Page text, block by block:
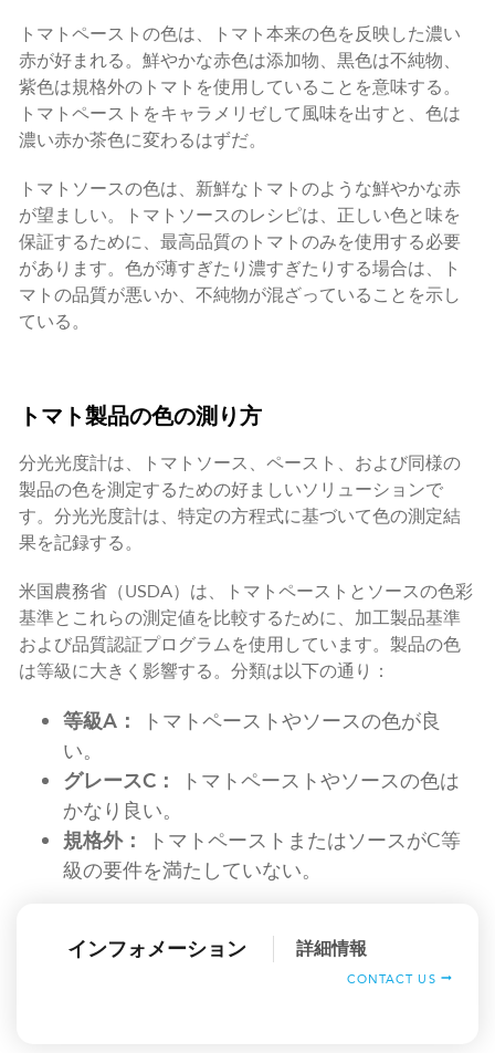
トマトペーストの色は、トマト本来の色を反映した濃い
赤が好まれる。鮮やかな赤色は添加物、黒色は不純物、
紫色は規格外のトマトを使用していることを意味する。
トマトペーストをキャラメリゼして風味を出すと、色は
濃い赤か茶色に変わるはずだ。
トマトソースの色は、新鮮なトマトのような鮮やかな赤
が望ましい。トマトソースのレシピは、正しい色と味を
保証するために、最高品質のトマトのみを使用する必要
があります。色が薄すぎたり濃すぎたりする場合は、ト
マトの品質が悪いか、不純物が混ざっていることを示し
ている。
トマト製品の色の測り方
分光光度計は、トマトソース、ペースト、および同様の
製品の色を測定するための好ましいソリューションで
す。分光光度計は、特定の方程式に基づいて色の測定結
果を記録する。
米国農務省（USDA）は、トマトペーストとソースの色彩
基準とこれらの測定値を比較するために、加工製品基準
および品質認証プログラムを使用しています。製品の色
は等級に大きく影響する。分類は以下の通り：
等級A：
トマトペーストやソースの色が良
い。
グレースC：
トマトペーストやソースの色は
かなり良い。
規格外：
トマトペーストまたはソースがC等
級の要件を満たしていない。
インフォメーション 詳細情報
CONTACT US